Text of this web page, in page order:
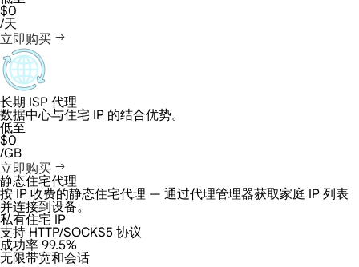
$0
/天
立即购买
长期 ISP 代理
数据中心与住宅 IP 的结合优势。
低至
$0
/GB
立即购买
静态住宅代理
按 IP 收费的静态住宅代理 — 通过代理管理器获取家庭 IP 列表
并连接到设备。
私有住宅 IP
支持 HTTP/SOCKS5 协议
成功率 99.5%
无限带宽和会话